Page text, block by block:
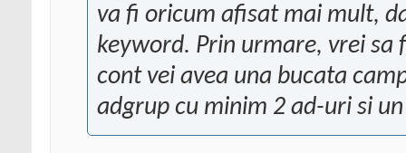
va fi oricum afisat mai mult,
keyword. Prin urmare, vrei sa
cont vei avea una bucata
adgrup cu minim 2 ad-uri si